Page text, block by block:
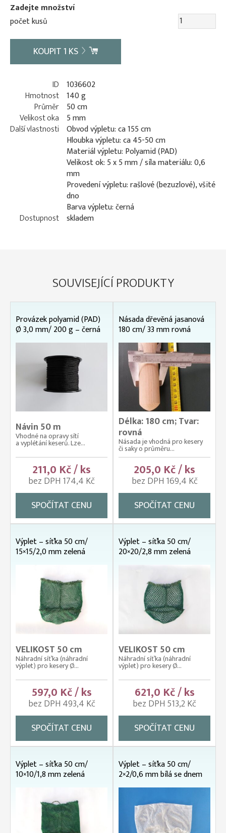
Zadejte množství
počet kusů
KOUPIT1 KS
ID 1036602
Hmotnost 140 g
Průměr 50 cm
Velikost oka
5 mm
Další vlastnosti Obvod výpletu: ca 155 cm
Hloubka výpletu: ca 45-50 cm
Materiál výpletu: Polyamid (PAD)
Velikost ok: 5 x 5 mm / síla materiálu: 0,6
mm
Provedení výpletu: rašlové (bezuzlové), všité
dno
Barva výpletu: černá
Dostupnost skladem
SOUVISEJÍCÍ PRODUKTY
Provázek polyamid (PAD)
Ø 3,0 mm/ 200 g – černá
Návin 50 m
Vhodné na opravy sítí
a vyplétání keserů. Lze...
211,0 Kč / ks
bez DPH 174,4 Kč
SPOČÍTAT CENU
Násada dřevěná jasanová
180 cm/ 33 mm rovná
Délka: 180 cm; Tvar:
rovná
Násada je vhodná pro kesery
či saky o průměru...
205,0 Kč / ks
bez DPH 169,4 Kč
SPOČÍTAT CENU
Výplet – síťka 50 cm/
15×15/2,0 mm zelená
VELIKOST 50 cm
Náhradní síťka (náhradní
výplet) pro kesery Ø...
597,0 Kč / ks
bez DPH 493,4 Kč
SPOČÍTAT CENU
Výplet – síťka 50 cm/
20×20/2,8 mm zelená
VELIKOST 50 cm
Náhradní síťka (náhradní
výplet) pro kesery Ø...
621,0 Kč / ks
bez DPH 513,2 Kč
SPOČÍTAT CENU
Výplet – síťka 50 cm/
10×10/1,8 mm zelená
Výplet – síťka 50 cm/
2×2/0,6 mm bílá se dnem